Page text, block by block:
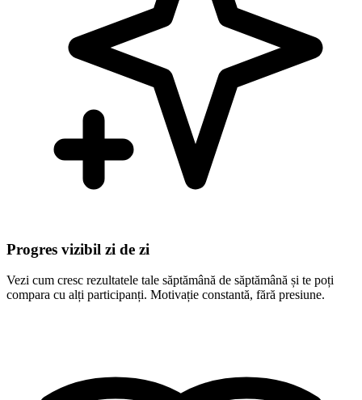
Progres vizibil zi de zi
Vezi cum cresc rezultatele tale săptămână de săptămână și te poți
compara cu alți participanți. Motivație constantă, fără presiune.